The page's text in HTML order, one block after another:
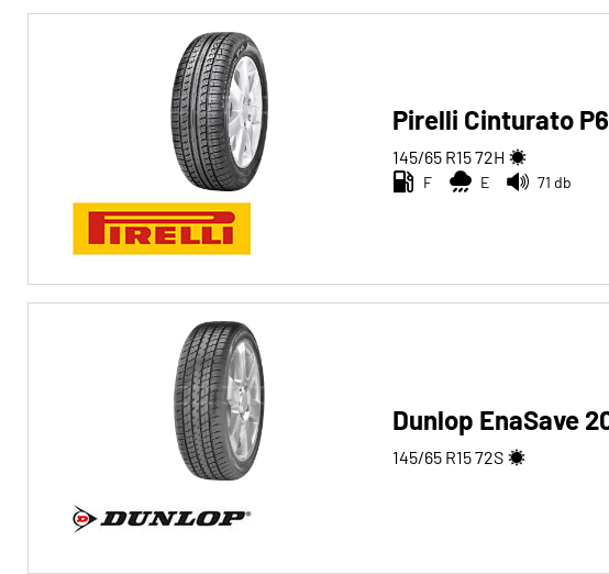
Pirelli Cinturato P6
145/65 R1572H
F E 71 db
Dunlop EnaSave
145/65 R1572S